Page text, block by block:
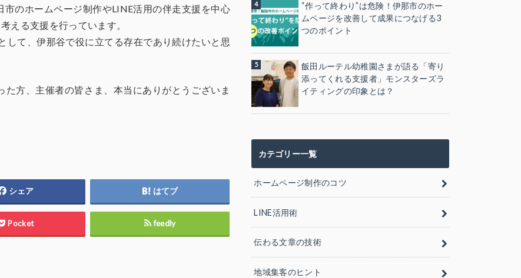
のホームページ制作やLINE活用の伴走支援を中心
える支援を行っています。
して、伊那谷で役に立てる存在であり続けたいと思
方、主催者の皆さま、本当にありがとうございま
シェア はてブ
Pocket feedly
“作って終わり”は危険！伊那市のホー
ムページを改善して成果につなげる3
つのポイント
飯田ルーテル幼稚園さまが語る「寄り
添ってくれる支援者」モンスターズラ
イティングの印象とは？
カテゴリー一覧
ホームページ制作のコツ
LINE活用術
伝わる文章の技術
地域集客のヒント